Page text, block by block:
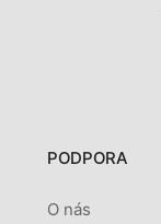
PODPORA
O nás